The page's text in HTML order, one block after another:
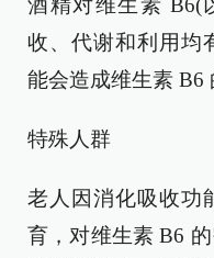
酒精对维生素 B6(
收、代谢和利用均
能会造成维生素 B6
特殊人群
老人因消化吸收功
育，对维生素 B6